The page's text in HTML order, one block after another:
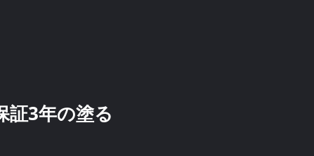
証3年の塗る